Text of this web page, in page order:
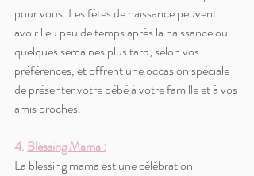
pour vous. Les fêtes de naissance peuvent
avoir lieu peu de temps après la naissance ou
quelques semaines plus tard, selon vos
préférences, et offrent une occasion spéciale
de présenter votre bébé à votre famille et à vos
amis proches.
4. Blessing Mama :
La blessing mama est une célébration